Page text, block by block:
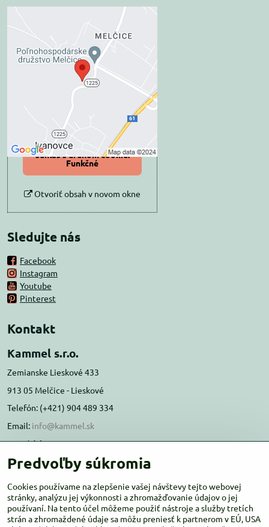
Externý obsah je
blokovaný Voľbami
súkromia
Prajete si načítať externý obsah?
Povoliť tentokrát
Povoliť a zapamätať -
súhlas s druhom cookie:
Funkčné
Otvoriť obsah v novom okne
Sledujte nás
Facebook
Instagram
Youtube
Pinterest
Kontakt
Kammel s.r.o.
Zemianske Lieskové 433
913 05 Melčice - Lieskové
Telefón: (+421) 904 489 334
Email: info@kammel.sk
Prevádzka:
Administratívna budova PD Melčice
Otváracie hodiny:PO-ŠT 8:00 - 16:00
PIA-NE Zatvorené
Predvoľby súkromia
Cookies používame na zlepšenie vašej návštevy tejto webovej
stránky, analýzu jej výkonnosti a zhromažďovanie údajov o jej
používaní. Na tento účel môžeme použiť nástroje a služby tretích
strán a zhromaždené údaje sa môžu preniesť k partnerom v EÚ, USA